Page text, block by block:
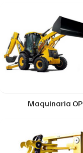
Maquinaria OP